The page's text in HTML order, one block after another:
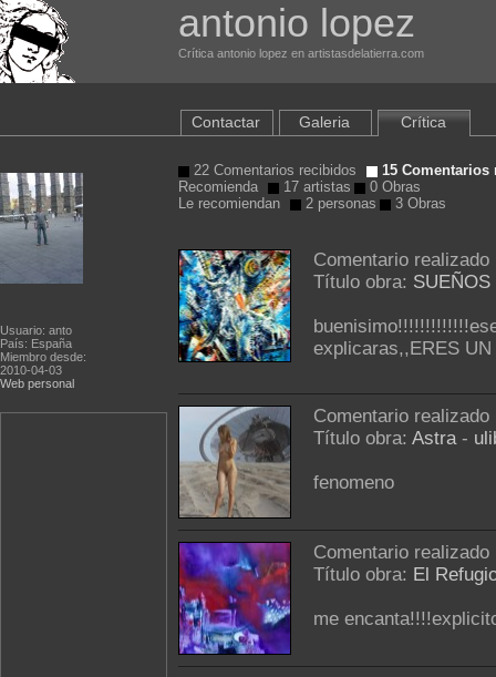
antonio lopez
Crítica antonio lopez en artistasdelatierra.com
Usuario: anto
País: España
Miembro desde:
2010-04-03
Web personal
Contactar Galeria Crítica
22 Comentarios recibidos
15 Comentarios
Recomienda
17 artistas
0 Obras
Le recomiendan
2 personas 3 Obras
Comentario
Título obra: SUEÑOS
explicaras,,ERES
Comentario
Título obra: Astra-
fenomeno
Comentario
Título obra: El
me